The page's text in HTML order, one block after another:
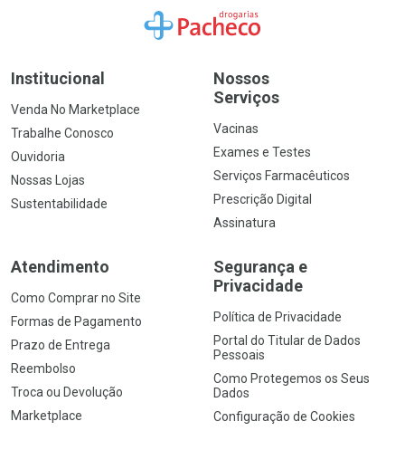
Ir para a Home
Institucional
Venda No Marketplace
Trabalhe Conosco
Ouvidoria
Nossas Lojas
Sustentabilidade
Nossos
Serviços
Vacinas
Exames e Testes
Serviços Farmacêuticos
Prescrição Digital
Assinatura
Atendimento
Como Comprar no Site
Formas de Pagamento
Prazo de Entrega
Reembolso
Troca ou Devolução
Marketplace
Segurança e
Privacidade
Política de Privacidade
Portal do Titular de Dados
Pessoais
Como Protegemos os Seus
Dados
Configuração de Cookies